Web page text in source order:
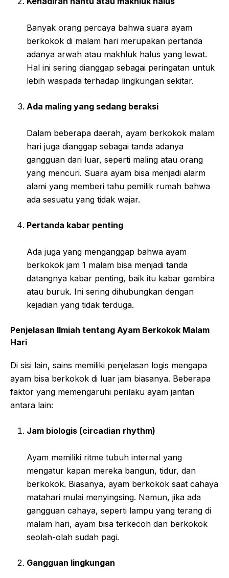
Banyak orang percaya bahwa suara ayam
berkokok di malam hari merupakan pertanda
adanya arwah atau makhluk halus yang lewat.
Hal ini sering dianggap sebagai peringatan untuk
lebih waspada terhadap lingkungan sekitar.
Ada maling yang sedang beraksi
Dalam beberapa daerah, ayam berkokok malam
hari juga dianggap sebagai tanda adanya
gangguan dari luar, seperti maling atau orang
yang mencuri. Suara ayam bisa menjadi alarm
alami yang memberi tahu pemilik rumah bahwa
ada sesuatu yang tidak wajar.
Pertanda kabar penting
Ada juga yang menganggap bahwa ayam
berkokok jam 1 malam bisa menjadi tanda
datangnya kabar penting, baik itu kabar gembira
atau buruk. Ini sering dihubungkan dengan
kejadian yang tidak terduga.
Penjelasan Ilmiah tentang Ayam Berkokok Malam
Hari
Di sisi lain, sains memiliki penjelasan logis mengapa
ayam bisa berkokok di luar jam biasanya. Beberapa
faktor yang memengaruhi perilaku ayam jantan
antara lain:
Jam biologis (circadian rhythm)
Ayam memiliki ritme tubuh internal yang
mengatur kapan mereka bangun, tidur, dan
berkokok. Biasanya, ayam berkokok saat cahaya
matahari mulai menyingsing. Namun, jika ada
gangguan cahaya, seperti lampu yang terang di
malam hari, ayam bisa terkecoh dan berkokok
seolah-olah sudah pagi.
Gangguan lingkungan